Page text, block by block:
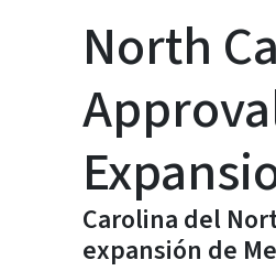
North
Carolina del
expansión de